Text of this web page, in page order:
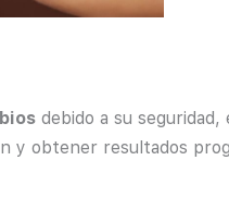
debido a su seguridad,
obtener resultados